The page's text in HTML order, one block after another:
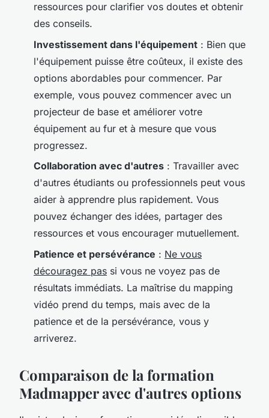
ressources pour clarifier vos doutes et obtenir
des conseils.
Investissement dans l'équipement : Bien que
l'équipement puisse être coûteux, il existe des
options abordables pour commencer. Par
exemple, vous pouvez commencer avec un
projecteur de base et améliorer votre
équipement au fur et à mesure que vous
progressez.
Collaboration avec d'autres : Travailler avec
d'autres étudiants ou professionnels peut vous
aider à apprendre plus rapidement. Vous
pouvez échanger des idées, partager des
ressources et vous encourager mutuellement.
Patience et persévérance : Ne vous
découragez pas si vous ne voyez pas de
résultats immédiats. La maîtrise du mapping
vidéo prend du temps, mais avec de la
patience et de la persévérance, vous y
arriverez.
Comparaison de la formation
Madmapper avec d'autres options